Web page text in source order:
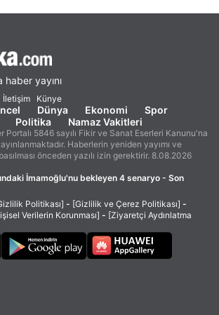
yayını
İletişim Künye
Dünya Ekonomi
Spor
Politika Namaz Vakitleri
Portalı 5846 sayılı Fikir ve Sanat Eserleri Kanunu'na
Haberlerin yeniden yayımı ve
önceden yazılı izin gerektirir. 8.08.2026
İmamoğlu'nu bekleyen 4 senaryo - Son
Politikası] - [Gizlilik ve Çerez Politikası] -
Verilerin Korunması] - [Ziyaretçi Aydınlatma